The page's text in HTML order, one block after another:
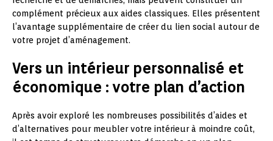
complément précieux aux aides classiques. Elles présentent
l’avantage supplémentaire de créer du lien social autour de
votre projet d’aménagement.
Vers un intérieur personnalisé et
économique : votre plan d’action
Après avoir exploré les nombreuses possibilités d’aides et
d’alternatives pour meubler votre intérieur à moindre coût,